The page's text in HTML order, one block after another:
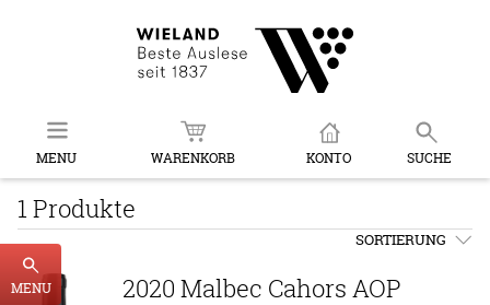
MENU WARENKORB KONTO SUCHE
MENU
1 Produkte
SORTIERUNG
2020 Malbec Cahors AOP